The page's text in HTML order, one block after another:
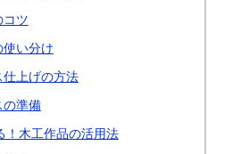
コツ
い分け
上げの方法
の準備
！木工作品の活用法